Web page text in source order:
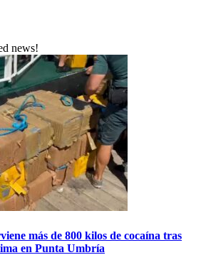
news!
más de 800 kilos de cocaína tras
en Punta Umbría